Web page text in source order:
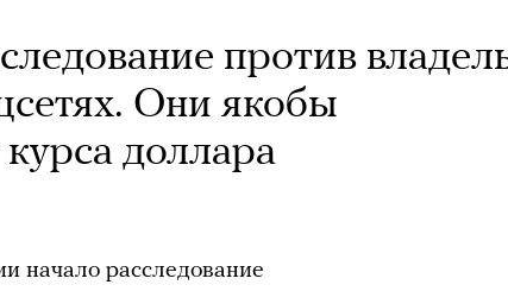
против
Они якобы
доллара
начало расследование